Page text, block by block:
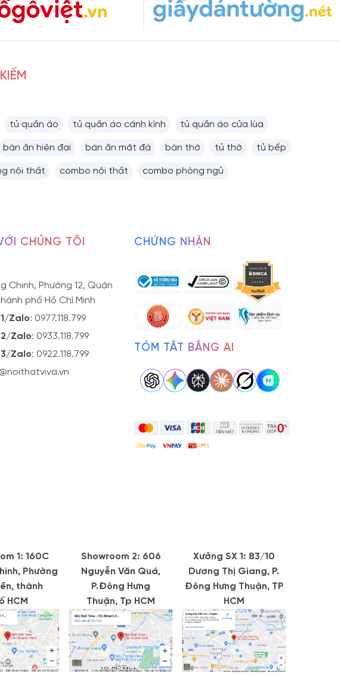
tủ quần áo tủ quần áo cánh kính tủ quần áo cửa lùa
bàn ăn hiện đại bàn ăn mặt đá bàn thờ tủ thờ tủ bếp
nội thất combo nội thất combo phòng ngủ
CHÚNG TÔI
Chinh, Phường 12, Quận
phố Hồ Chí Minh
Zalo: 0977.118.799
Zalo: 0933.118.799
Zalo: 0922.118.799
CHỨNG NHẬN
TÓM TẮT BẰNG AI
1: 160C
Phường
thành
HCM
Showroom 2: 606
Nguyễn Văn Quá,
P.Đông Hưng
Thuận, Tp HCM
Xưởng SX 1: 83/10
Dương Thị Giang, P.
Đông Hưng Thuận, TP
HCM